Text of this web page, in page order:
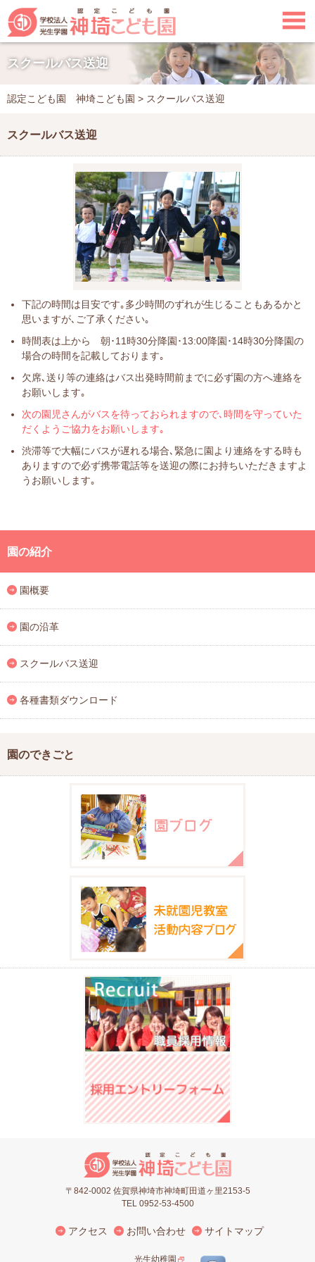

スクールバス送迎
認定こども園 神埼こども園 > スクールバス送迎
スクールバス送迎
下記の時間は目安です｡多少時間のずれが生じることもあるかと
思いますが､ご了承ください｡
時間表は上から 朝･11時30分降園･13:00降園･14時30分降園の
場合の時間を記載しております｡
欠席､送り等の連絡はバス出発時間前までに必ず園の方へ連絡を
お願いします｡
次の園児さんがバスを待っておられますので､時間を守っていた
だくようご協力をお願いします｡
渋滞等で大幅にバスが遅れる場合､緊急に園より連絡をする時も
ありますので必ず携帯電話等を送迎の際にお持ちいただきますよ
うお願いします｡
園の紹介
園概要
園の沿革
スクールバス送迎
各種書類ダウンロード
園のできごと
〒842-0002 佐賀県神埼市神埼町田道ヶ里2153-5
TEL 0952-53-4500
アクセス お問い合わせ サイトマップ
光生幼稚園